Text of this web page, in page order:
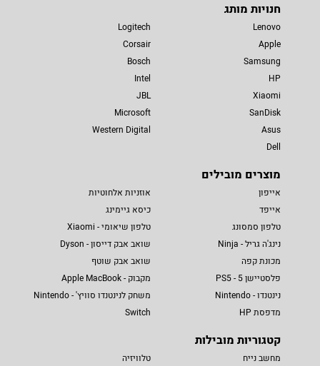
חנויות מותג
Lenovo
Apple
Samsung
HP
Xiaomi
SanDisk
Asus
Dell
Logitech
Corsair
Bosch
Intel
JBL
Microsoft
Western Digital
מוצרים מובילים
אייפון
אייפד
טלפון סמסונג
נינג'ה גריל - Ninja
מכונת קפה
פלסטיישן 5 - PS5
נינטנדו - Nintendo
מדפסת HP
אוזניות אלחוטיות
כיסא גיימינג
טלפון שיאומי - Xiaomi
שואב אבק דייסון - Dyson
שואב אבק שוטף
מקבוק - Apple MacBook
משחק לנינטנדו סוויץ' - Nintendo
Switch
קטגוריות מובילות
מחשב נייח
טלוויזיה